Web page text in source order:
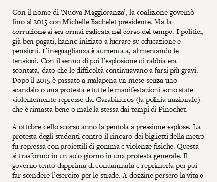
Con il nome di ‘Nuova Maggioranza’, la coalizione governò
fino al 2015 con Michelle Bachelet presidente. Ma la
corruzione si era ormai radicata nel corso del tempo. I politici,
già ben pagati, hanno iniziato a lucrare su educazione e
pensioni. L’ineguaglianza è aumentata, alimentando le
tensioni. Con il senno di poi l’esplosione di rabbia era
scontata, dato che le difficoltà continuavano a farsi più gravi.
Dopo il 2015 è passato a malapena un mese senza uno
scandalo o una protesta e tutte le manifestazioni sono state
violentemente represse dai Carabineros (la polizia nazionale),
che è rimasta bene o male la stessa dai tempi di Pinochet.
A ottobre dello scorso anno la pentola a pressione esplose. La
protesta degli studenti contro il rincaro dei biglietti della metro
fu repressa con proiettili di gomma e violenze fisiche. Questa
si trasformò in un solo giorno in una protesta generale. Il
governo tentò dapprima di condannarla e reprimerla per poi
far scendere l’esercito per le strade. A dozzine persero la vita o